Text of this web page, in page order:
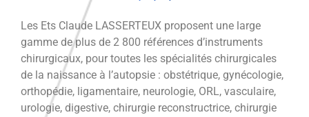
Les Ets Claude LASSERTEUX proposent une large
gamme de plus de 2 800 références d’instruments
chirurgicaux, pour toutes les spécialités chirurgicales
de la naissance à l’autopsie : obstétrique, gynécologie,
orthopédie, ligamentaire, neurologie, ORL, vasculaire,
urologie, digestive, chirurgie reconstructrice, chirurgie